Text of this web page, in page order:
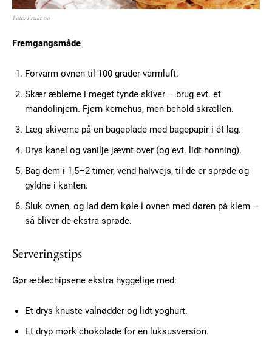
Subscription Plans
Free limited access
Gratis
Praesent euismod ac
Nullam eu erat condimentum
Foto: Frukt.no
Fremgangsmåde
Forvarm ovnen til 100 grader varmluft.
Skær æblerne i meget tynde skiver – brug evt. et
mandolinjern. Fjern kernehus, men behold skrællen.
Læg skiverne på en bageplade med bagepapir i ét lag.
Drys kanel og vanilje jævnt over (og evt. lidt honning).
Bag dem i 1,5–2 timer, vend halvvejs, til de er sprøde og
gyldne i kanten.
Sluk ovnen, og lad dem køle i ovnen med døren på klem –
så bliver de ekstra sprøde.
Serveringstips
Gør æblechipsene ekstra hyggelige med:
Et drys knuste valnødder og lidt yoghurt.
Et dryp mørk chokolade for en luksusversion.